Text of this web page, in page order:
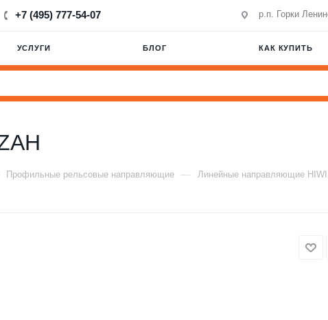
+7 (495) 777-54-07 р.п. Горки
УСЛУГИ БЛОГ КАК КУПИТЬ
Профильные рельсовые направляющие — Линейные направляющие